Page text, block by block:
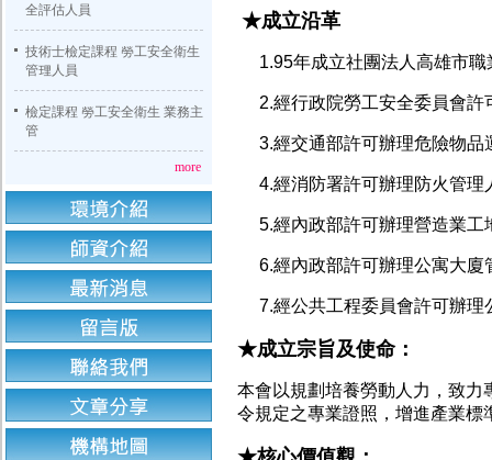
全評估人員
技術士檢定課程 勞工安全衛生
管理人員
檢定課程 勞工安全衛生 業務主
管
more
★成立沿革
1.95年成立社團法人高雄市職
2.經行政院勞工安全委員會許
3.經交通部許可辦理危險物品
4.經消防署許可辦理防火管理
5.經內政部許可辦理營造業工
6.經內政部許可辦理公寓大廈
7.經公共工程委員會許可辦理
★成立宗旨及使命：
本會以規劃培養勞動人力，致力
令規定之專業證照，增進產業標